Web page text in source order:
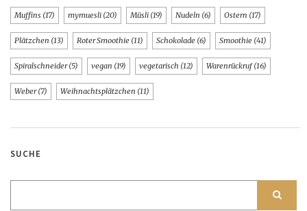
Muffins (17) mymuesli (20) Müsli (19) Nudeln (6) Ostern (17)
Plätzchen (13) Roter Smoothie (11) Schokolade (6) Smoothie (41)
Spiralschneider(5) vegan (19) vegetarisch (12) Warenrückruf(16)
Weber(7) Weihnachtsplätzchen (11)
SUCHE